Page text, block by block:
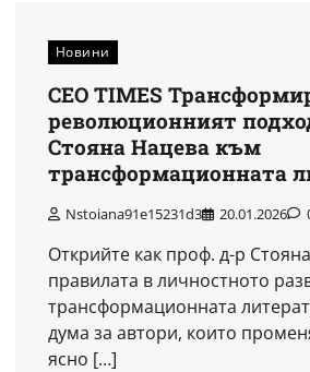
Новини
CEO TIMES
революционният
Стояна Нацева към
трансформационната
Nstoiana91e15231d3 20.01.2026
Открийте как проф. д-р
правилата в личностното
трансформационната
дума за автори, които
ясно […]